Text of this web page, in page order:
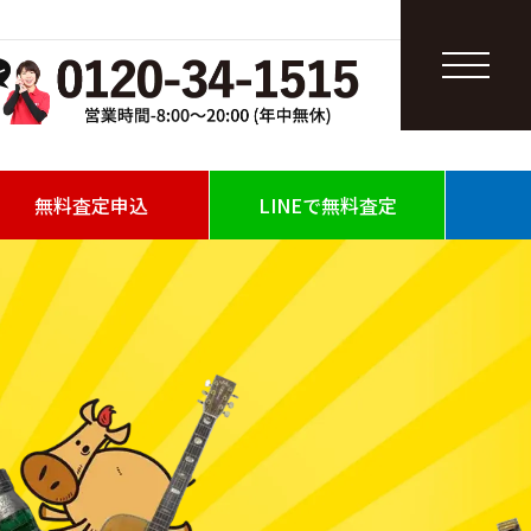
無料査定申込 LINEで無料査定